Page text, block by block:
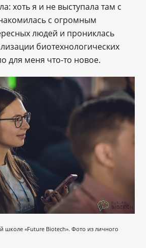
хоть я и не выступала там с
с огромным
людей и прониклась
биотехнологических
для меня что-то новое.
школе «Future Biotech». Фото из личного